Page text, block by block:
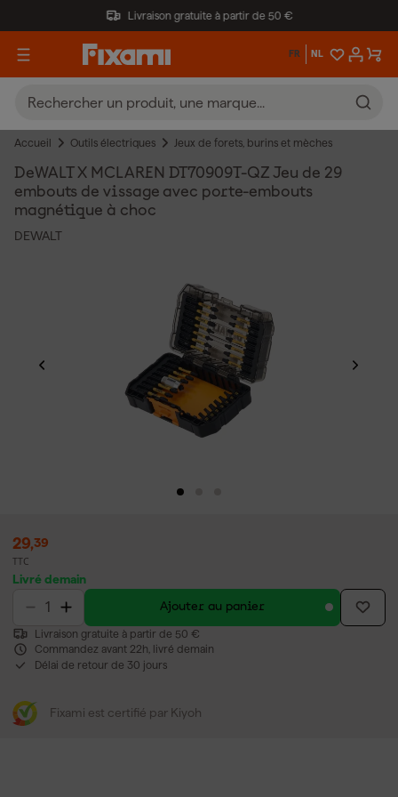
Livraison gratuite à partir de 50 €
FR NL
Accueil Outils électriques Jeux de forets, burins et mèches
DeWALT X MCLAREN DT70909T-QZ Jeu de 29
embouts de vissage avec porte-embouts
magnétique à choc
DEWALT
29,39
TTC
Livré demain
Ajouter au panier
Livraison gratuite à partir de 50 €
Commandez avant 22h, livré demain
Délai de retour de 30 jours
Fixami est certifié par Kiyoh